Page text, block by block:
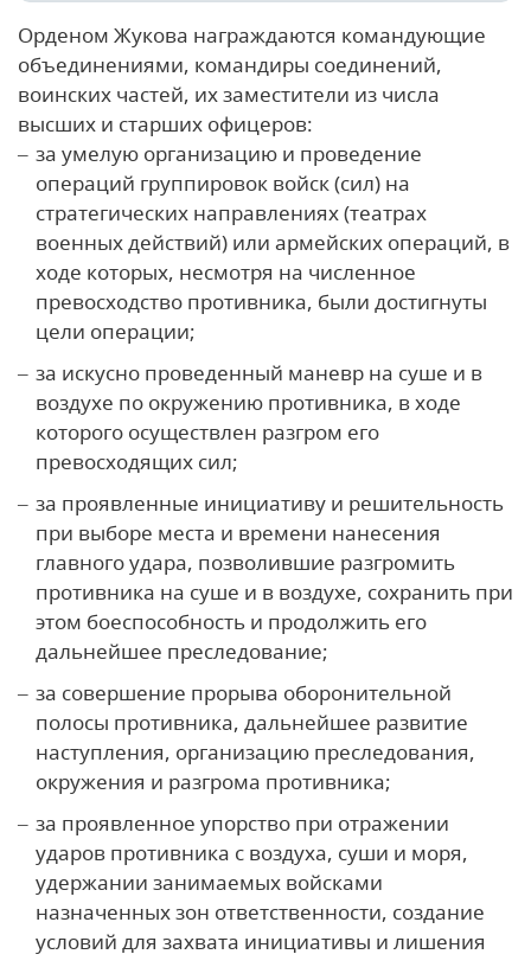
Орденом Жукова награждаются командующие
объединениями, командиры соединений,
воинских частей, их заместители из числа
высших и старших офицеров:
за умелую организацию и проведение
операций группировок войск (сил) на
стратегических направлениях (театрах
военных действий) или армейских операций, в
ходе которых, несмотря на численное
превосходство противника, были достигнуты
цели операции;
за искусно проведенный маневр на суше и в
воздухе по окружению противника, в ходе
которого осуществлен разгром его
превосходящих сил;
за проявленные инициативу и решительность
при выборе места и времени нанесения
главного удара, позволившие разгромить
противника на суше и в воздухе, сохранить при
этом боеспособность и продолжить его
дальнейшее преследование;
за совершение прорыва оборонительной
полосы противника, дальнейшее развитие
наступления, организацию преследования,
окружения и разгрома противника;
за проявленное упорство при отражении
ударов противника с воздуха, суши и моря,
удержании занимаемых войсками
назначенных зон ответственности, создание
условий для захвата инициативы и лишения